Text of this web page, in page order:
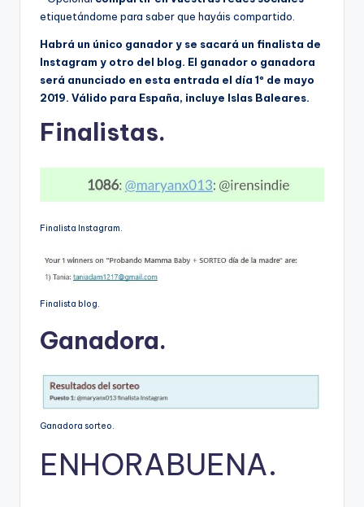
etiquetándome para saber que hayáis compartido.
Habrá un único ganador y se sacará un finalista de
Instagram y otro del blog. El ganador o ganadora
será anunciado en esta entrada el día 1º de mayo
2019. Válido para España, incluye Islas Baleares.
Finalistas.
Finalista Instagram.
Finalista blog.
Ganadora.
Ganadora sorteo.
ENHORABUENA.